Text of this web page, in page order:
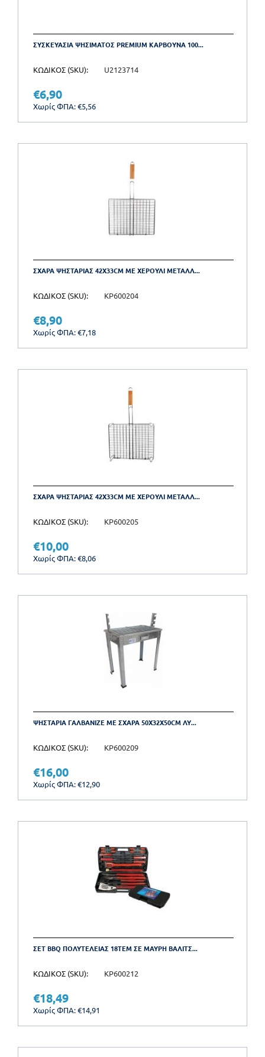
ΣΥΣΚΕΥΑΣΙΑ ΨΗΣΙΜΑΤΟΣ PREMIUM ΚΑΡΒΟΥΝΑ 100...
ΚΩΔΙΚΟΣ (SKU): U2123714
€6,90
Χωρίς ΦΠΑ:€5,56
ΣΧΑΡΑ ΨΗΣΤΑΡΙΑΣ 42X33CM ΜΕ ΧΕΡΟΥΛΙ ΜΕΤΑΛΛ...
ΚΩΔΙΚΟΣ (SKU): KP600204
€8,90
Χωρίς ΦΠΑ:€7,18
ΣΧΑΡΑ ΨΗΣΤΑΡΙΑΣ 42X33CM ΜΕ ΧΕΡΟΥΛΙ ΜΕΤΑΛΛ...
ΚΩΔΙΚΟΣ (SKU): KP600205
€10,00
Χωρίς ΦΠΑ:€8,06
ΨΗΣΤΑΡΙΑ ΓΑΛΒΑΝΙΖΕ ΜΕ ΣΧΑΡΑ 50X32X50CM ΛΥ...
ΚΩΔΙΚΟΣ (SKU): KP600209
€16,00
Χωρίς ΦΠΑ:€12,90
ΣΕΤ BBQ ΠΟΛΥΤΕΛΕΙΑΣ 18ΤΕΜ ΣΕ ΜΑΥΡΗ ΒΑΛΙΤΣ...
ΚΩΔΙΚΟΣ (SKU): KP600212
€18,49
Χωρίς ΦΠΑ:€14,91